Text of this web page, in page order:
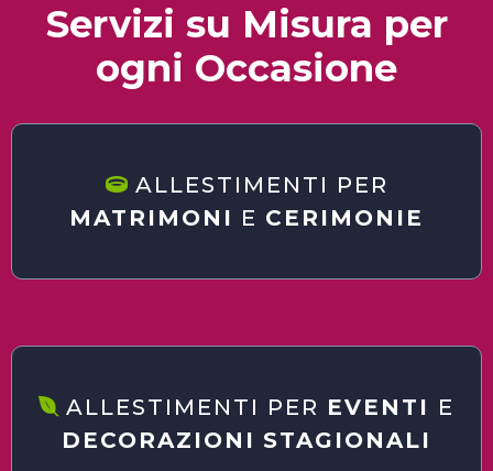
Servizi su Misura per
ogni Occasione
ALLESTIMENTI PER
MATRIMONI E CERIMONIE
ALLESTIMENTI PER EVENTI E
DECORAZIONI STAGIONALI